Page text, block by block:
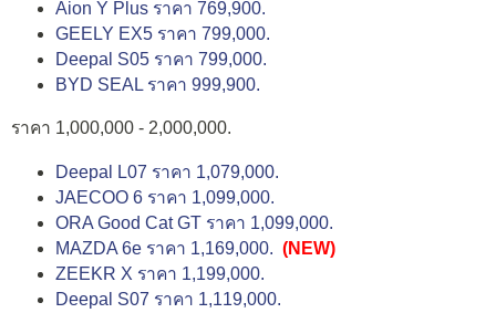
Aion Y Plus ราคา 769,900.
GEELY EX5 ราคา 799,000.
Deepal S05 ราคา 799,000.
BYD SEAL ราคา 999,900.
ราคา 1,000,000 - 2,000,000.
Deepal L07 ราคา 1,079,000.
JAECOO 6 ราคา 1,099,000.
ORA Good Cat GT ราคา 1,099,000.
MAZDA 6e ราคา 1,169,000. (NEW)
ZEEKR X ราคา 1,199,000.
Deepal S07 ราคา 1,119,000.